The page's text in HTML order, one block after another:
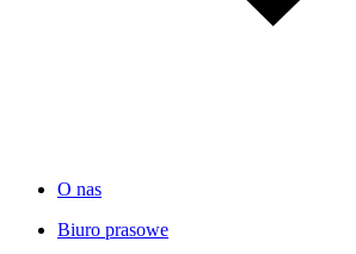
O nas
Biuro prasowe